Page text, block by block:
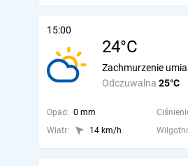
15:00
24°C
Odczuwalna 25°C
Zachmurzenie
Opad: 0 mm
Wiatr:
14 km/h